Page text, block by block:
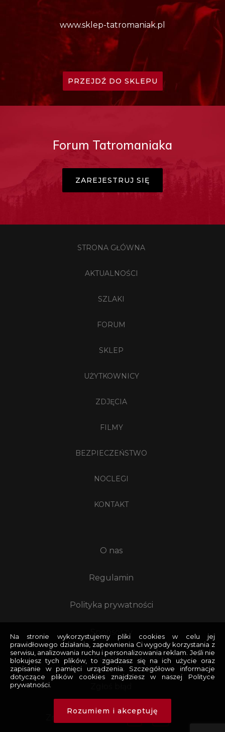
www.sklep-tatromaniak.pl
PRZEJDŹ DO SKLEPU
Forum Tatromaniaka
ZAREJESTRUJ SIĘ
STRONA GŁÓWNA
AKTUALNOŚCI
SZLAKI
FORUM
SKLEP
UŻYTKOWNICY
ZDJĘCIA
FILMY
BEZPIECZEŃSTWO
NOCLEGI
KONTAKT
O nas
Regulamin
Polityka prywatności
Sponsorzy
Reklama
Na stronie wykorzystujemy pliki cookies w celu jej
prawidłowego działania, zapewnienia Ci wygody korzystania z
serwisu, analizowania ruchu i personalizowania reklam. Jeśli nie
blokujesz tych plików, to zgadzasz się na ich użycie oraz
zapisanie w pamięci urządzenia. Szczegółowe informacje
dotyczące plików cookies znajdziesz w naszej Polityce
prywatności.
Rozumiem i akceptuję